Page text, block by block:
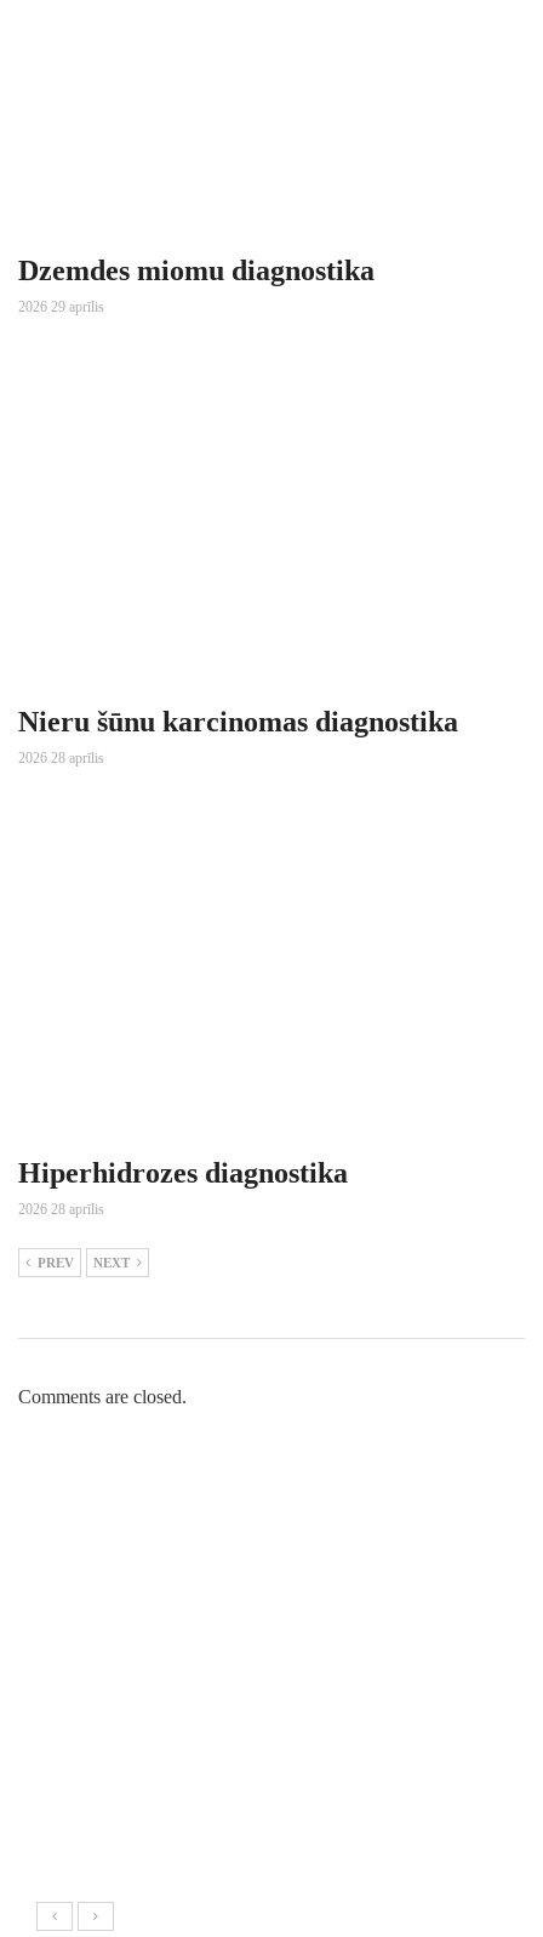
Dzemdes miomu diagnostika
2026 29 aprīlis
Nieru šūnu karcinomas diagnostika
2026 28 aprīlis
Hiperhidrozes diagnostika
2026 28 aprīlis
PREV NEXT
Comments are closed.